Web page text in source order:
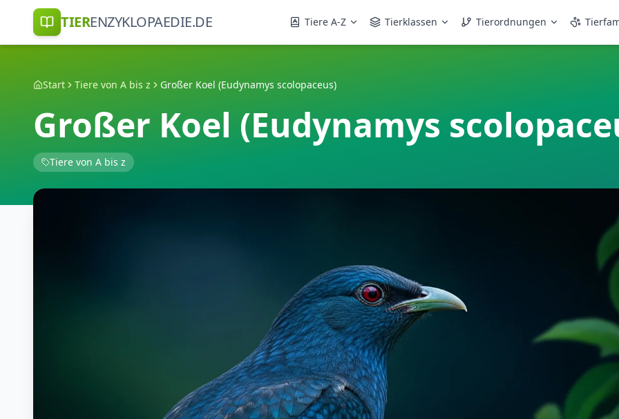
TIERENZYKLOPAEDIE.DE Tiere A-Z Tierklassen Tierordnungen
Start Tiere von A bis z Großer Koel (Eudynamys scolopaceus)
Großer Koel (Eudynamys
Tiere von A bis z